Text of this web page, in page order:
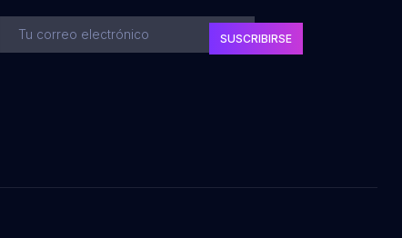
SUSCRIBIRSE